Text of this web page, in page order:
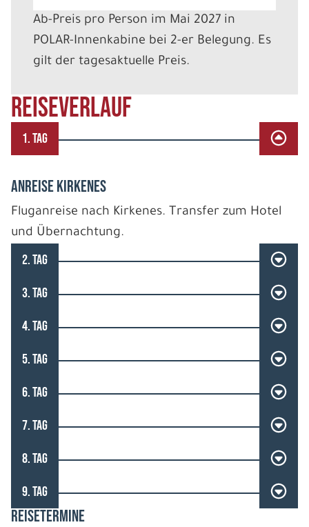
REISEVERLAUF
1. TAG
Anreise Kirkenes
Fluganreise nach Kirkenes. Transfer zum Hotel
und Übernachtung.
2. TAG
3. TAG
4. TAG
5. TAG
6. TAG
7. TAG
8. TAG
9. TAG
REISETERMINE
Ab-Preis pro Person im Mai 2027 in
POLAR-Innenkabine bei 2-er Belegung. Es
gilt der tagesaktuelle Preis.